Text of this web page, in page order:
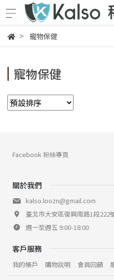
寵物保健
寵物保健
關於我們
kalso.loozn@gmail.com
臺北市大安區復興南路1段222
週一至週五 9:00-18:00
客戶服務
我的帳戶 購物說明 會員回饋
Facebook 粉絲專頁